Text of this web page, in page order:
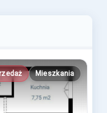
Mieszkania